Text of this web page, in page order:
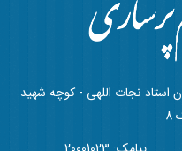
استاد نجات اللهی - کوچه شهید